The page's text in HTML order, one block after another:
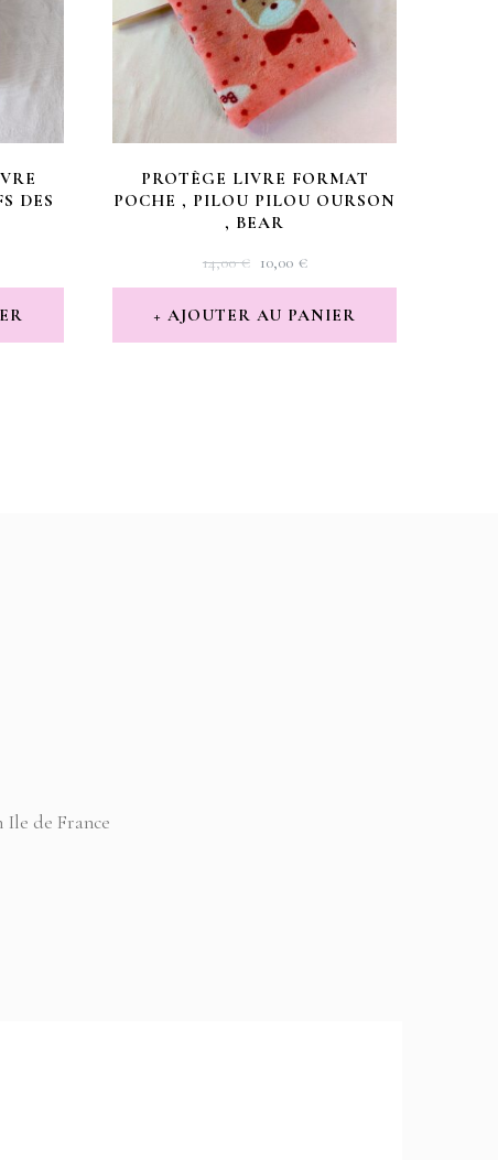
DES
PROTÈGE LIVRE FORMAT
POCHE , PILOU PILOU OURSON
, BEAR
14,00€ LE
PRIX
INITIAL
10,00 €LE
PRIX
ACTUEL
AJOUTER AU PANIER
Ile de France